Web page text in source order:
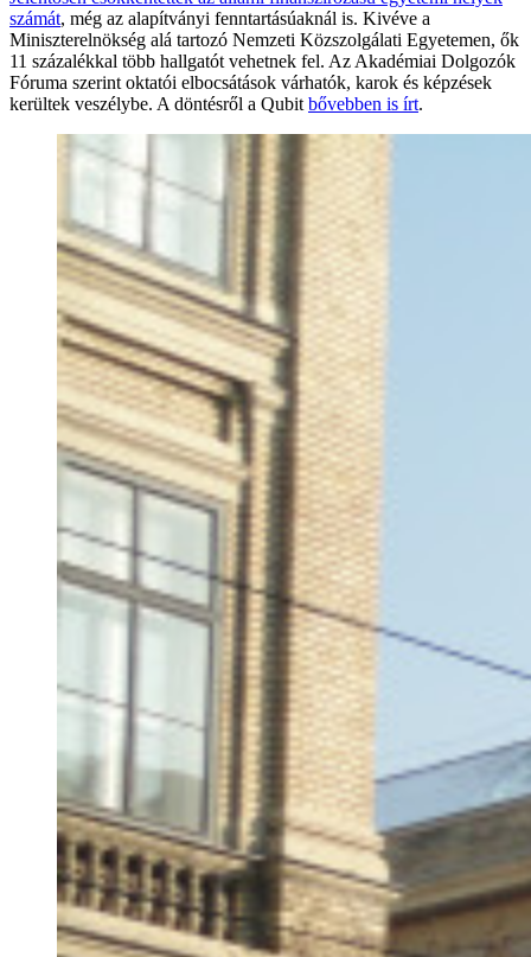
számát, még az alapítványi fenntartásúaknál is. Kivéve a
Miniszterelnökség alá tartozó Nemzeti Közszolgálati Egyetemen, ők
11 százalékkal több hallgatót vehetnek fel. Az Akadémiai Dolgozók
Fóruma szerint oktatói elbocsátások várhatók, karok és képzések
kerültek veszélybe. A döntésről a Qubit bővebben is írt.